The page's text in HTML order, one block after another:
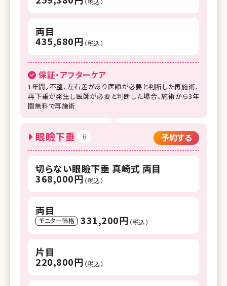
両目
435,680円 （税込）
保証・アフターケア
1年間。不整、左右差があり医師が必要と判断した再施術、
再下垂が発生し医師が必要と判断した場合、施術から3年
間無料で再施術
眼瞼下垂 6 予約する
切らない眼瞼下垂 真崎式 両目
368,000円 （税込）
両目
モニター価格 331,200円 （税込）
片目
220,800円 （税込）